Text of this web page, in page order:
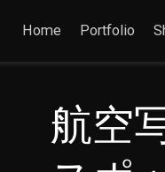
Home Portfolio
航空